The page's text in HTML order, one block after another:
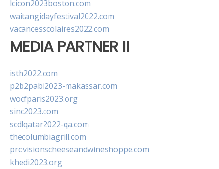
lcicon2023boston.com
waitangidayfestival2022.com
vacancesscolaires2022.com
MEDIA PARTNER II
isth2022.com
p2b2pabi2023-makassar.com
wocfparis2023.org
sinc2023.com
scdlqatar2022-qa.com
thecolumbiagrill.com
provisionscheeseandwineshoppe.com
khedi2023.org